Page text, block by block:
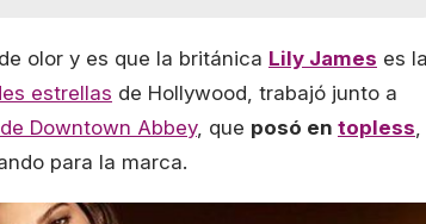
olor y es que la británica Lily James es
estrellas de Hollywood, trabajó junto a
Downtown Abbey, que posó en topless
para la marca.